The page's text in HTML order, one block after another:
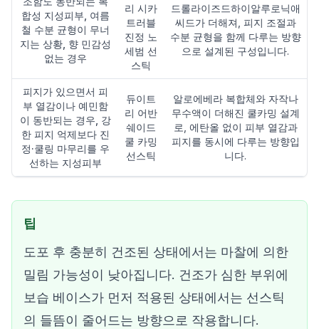
합성 지성피부, 여름
철 수분 균형이 무너
지는 상황, 향 민감성
없는 경우
리 시카
트러블
진정 노
세범 선
스틱
드롤라이즈드하이알루로닉애
씨드가 더해져, 피지 조절과
수분 균형을 함께 다루는 방향
으로 설계된 구성입니다.
피지가 있으면서 피
부 열감이나 예민함
이 동반되는 경우, 강
한 피지 억제보다 진
정·쿨링 마무리를 우
선하는 지성피부
듀이트
리 어반
쉐이드
쿨 카밍
선스틱
알로에베라 복합체와 자작나
무수액이 더해진 쿨카밍 설계
로, 에탄올 없이 피부 열감과
피지를 동시에 다루는 방향입
니다.
팁
도포 후 충분히 건조된 상태에서는 마찰에 의한
밀림 가능성이 낮아집니다. 건조가 심한 부위에
보습 베이스가 먼저 적용된 상태에서는 선스틱
의 들뜸이 줄어드는 방향으로 작용합니다.